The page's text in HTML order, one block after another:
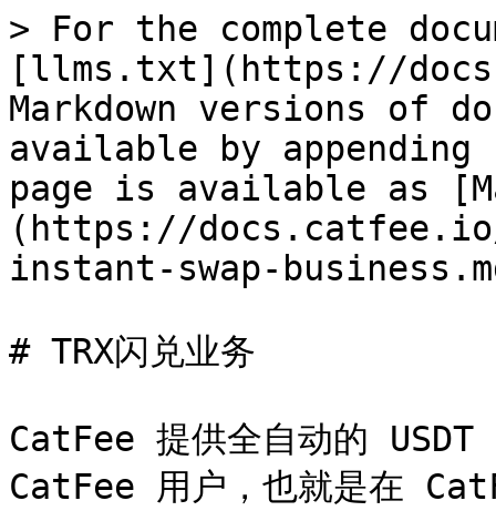
> For the complete
[llms.txt](https://
Markdown versions of
available by
page is available as
(https://
instant-swap-
# TRX闪兑业务
CatFee 提供全自动的 USDT
CatFee 用户，也就是在